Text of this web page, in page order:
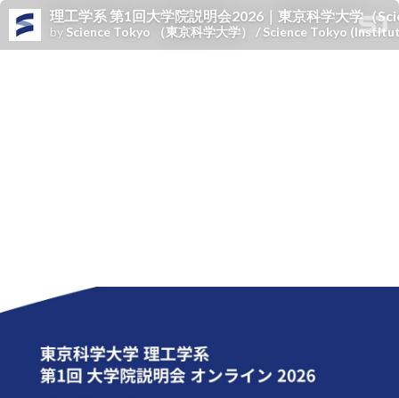
理工学系 第1回大学院説明会2026｜東京科学大学（
by Science Tokyo （東京科学大学） / Science Tokyo